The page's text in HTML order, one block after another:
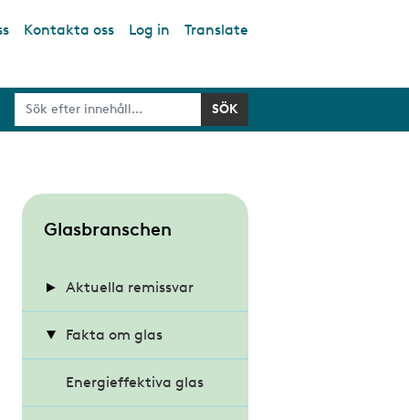
Kontakta oss Log in Translate
m
n
Glasbranschen
Aktuella remissvar
Energihushållning och
Fakta om glas
Energieffektiva glas